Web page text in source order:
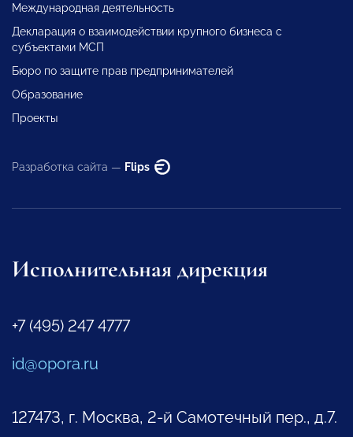
Международная деятельность
Декларация о взаимодействии крупного бизнеса с
субъектами МСП
Бюро по защите прав предпринимателей
Образование
Проекты
Разработка сайта — Flips
Исполнительная дирекция
+7 (495) 247 4777
id@opora.ru
127473, г. Москва, 2-й Самотечный пер., д.7.